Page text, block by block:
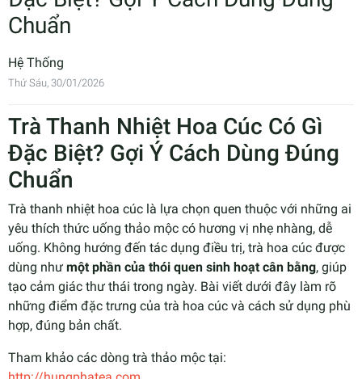
Chuẩn
Hệ Thống
Thứ Sáu, 30/01/2026
Trà Thanh Nhiệt Hoa Cúc Có Gì
Đặc Biệt? Gợi Ý Cách Dùng Đúng
Chuẩn
Trà thanh nhiệt hoa cúc là lựa chọn quen thuộc với những ai
yêu thích thức uống thảo mộc có hương vị nhẹ nhàng, dễ
uống. Không hướng đến tác dụng điều trị, trà hoa cúc được
dùng như một phần của thói quen sinh hoạt cân bằng, giúp
tạo cảm giác thư thái trong ngày. Bài viết dưới đây làm rõ
những điểm đặc trưng của trà hoa cúc và cách sử dụng phù
hợp, đúng bản chất.
Tham khảo các dòng trà thảo mộc tại: